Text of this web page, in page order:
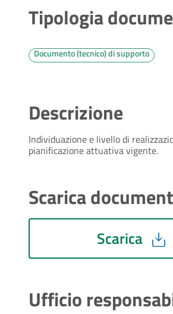
Tipologia
Documento (tecnico) di supporto
Descrizione
Individuazione e livello di
pianificazione attuativa vigente.
Scarica
Scarica
Ufficio